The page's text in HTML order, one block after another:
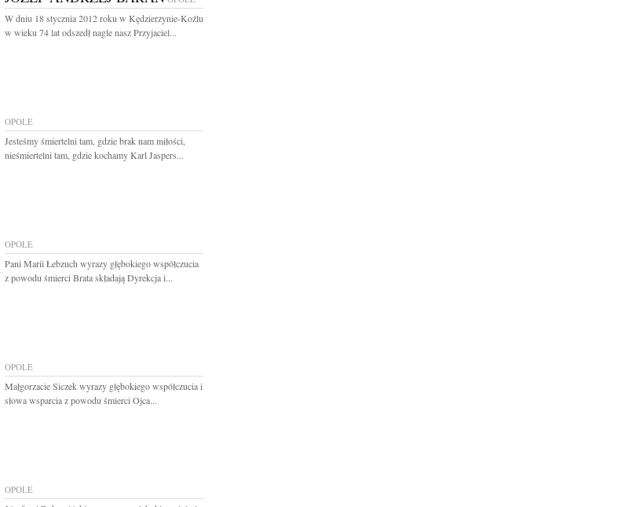
W dniu 18 stycznia 2012 roku w Kędzierzynie-Koźlu
w wieku 74 lat odszedł nagle nasz Przyjaciel...
OPOLE
Jesteśmy śmiertelni tam, gdzie brak nam miłości,
nieśmiertelni tam, gdzie kochamy Karl Jaspers...
OPOLE
Pani Marii Łebzuch wyrazy głębokiego współczucia
z powodu śmierci Brata składają Dyrekcja i...
OPOLE
Małgorzacie Siczek wyrazy głębokiego współczucia i
słowa wsparcia z powodu śmierci Ojca...
OPOLE